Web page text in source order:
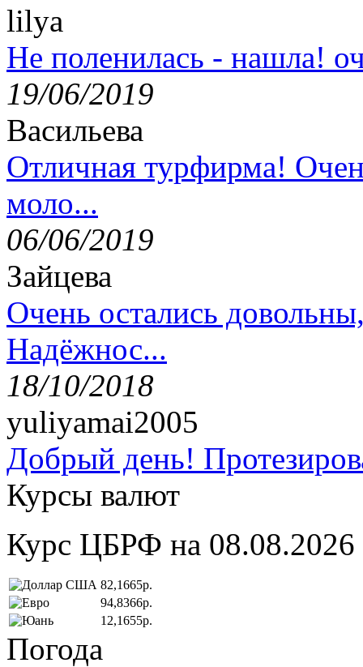
lilya
Не поленилась - нашла!
19/06/2019
Васильева
Отличная турфирма!
моло...
06/06/2019
Зайцева
Очень остались
Надёжнос...
18/10/2018
yuliyamai2005
Добрый день!
Курсы валют
Курс ЦБРФ на 08.08.2026
82,1665р.
94,8366р.
12,1655р.
Погода